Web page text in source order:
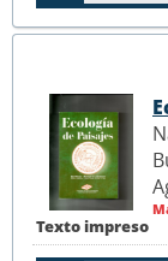
Texto impreso